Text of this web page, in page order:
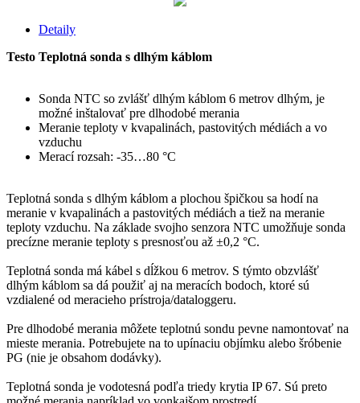
Detaily
Testo Teplotná sonda s dlhým káblom
Sonda NTC so zvlášť dlhým káblom 6 metrov dlhým, je
možné inštalovať pre dlhodobé merania
Meranie teploty v kvapalinách, pastovitých médiách a vo
vzduchu
Merací rozsah: -35…80 °C
Teplotná sonda s dlhým káblom a plochou špičkou sa hodí na
meranie v kvapalinách a pastovitých médiách a tiež na meranie
teploty vzduchu. Na základe svojho senzora NTC umožňuje sonda
precízne meranie teploty s presnosťou až ±0,2 °C.
Teplotná sonda má kábel s dĺžkou 6 metrov. S týmto obzvlášť
dlhým káblom sa dá použiť aj na meracích bodoch, ktoré sú
vzdialené od meracieho prístroja/dataloggeru.
Pre dlhodobé merania môžete teplotnú sondu pevne namontovať na
mieste merania. Potrebujete na to upínaciu objímku alebo šróbenie
PG (nie je obsahom dodávky).
Teplotná sonda je vodotesná podľa triedy krytia IP 67. Sú preto